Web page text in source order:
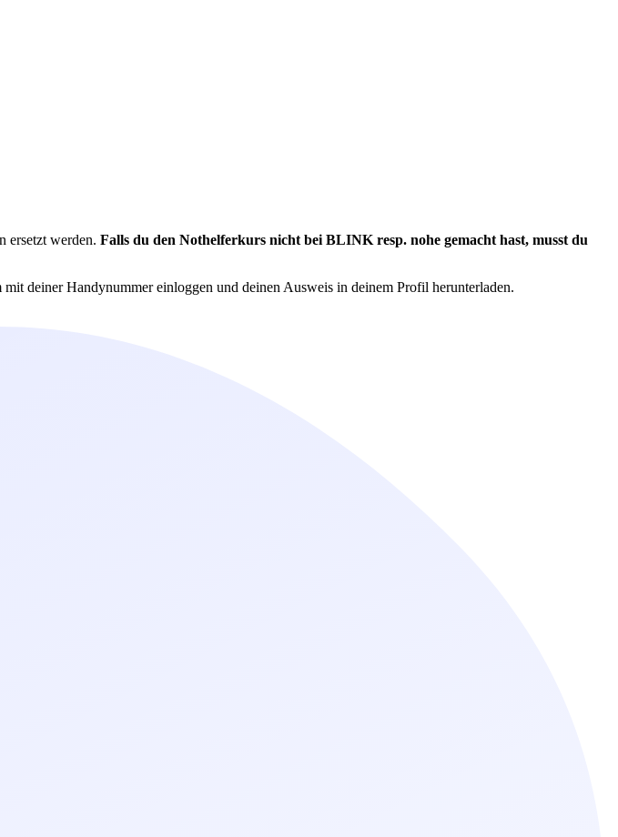
ersetzt werden. Falls du den Nothelferkurs nicht bei BLINK resp. nohe gemacht hast, musst du
deiner Handynummer einloggen und deinen Ausweis in deinem Profil herunterladen.